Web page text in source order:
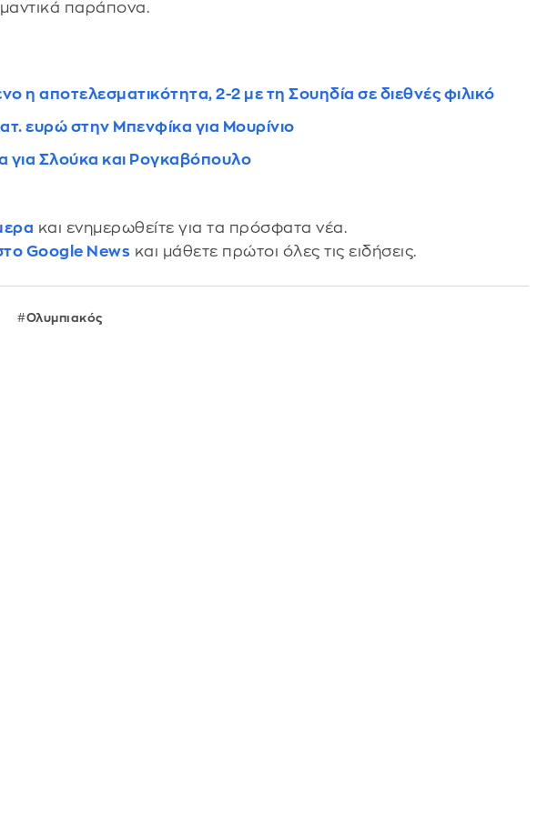
παράπονα.
η αποτελεσματικότητα, 2-2 με τη Σουηδία σε διεθνές φιλικό
ευρώ στην Μπενφίκα για Μουρίνιο
για Σλούκα και Ρογκαβόπουλο
και ενημερωθείτε για τα πρόσφατα νέα.
Google News και μάθετε πρώτοι όλες τις ειδήσεις.
Ολυμπιακός